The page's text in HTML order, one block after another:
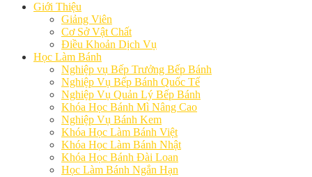
Giới Thiệu
Giảng Viên
Cơ Sở Vật Chất
Điều Khoản Dịch Vụ
Học Làm Bánh
Nghiệp vụ Bếp Trưởng Bếp Bánh
Nghiệp Vụ Bếp Bánh Quốc Tế
Nghiệp Vụ Quản Lý Bếp Bánh
Khóa Học Bánh Mì Nâng Cao
Nghiệp Vụ Bánh Kem
Khóa Học Làm Bánh Việt
Khóa Học Làm Bánh Nhật
Khóa Học Bánh Đài Loan
Học Làm Bánh Ngắn Hạn